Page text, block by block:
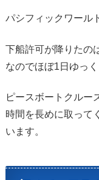
パシフィックワール
下船許可が降りたの
なのでほぼ1日ゆっ
ピースボートクルー
時間を長めに取って
います。